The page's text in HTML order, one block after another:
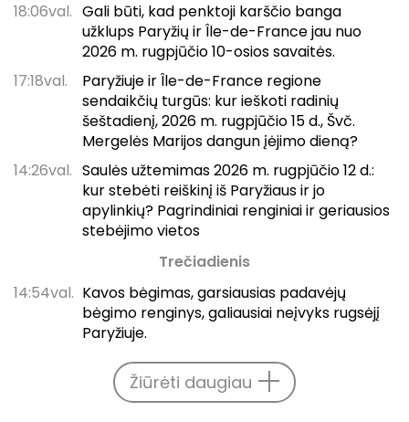
18:06val. Gali būti, kad penktoji karščio banga
užklups Paryžių ir Île-de-France jau nuo
2026 m. rugpjūčio 10-osios savaitės.
17:18val.
Paryžiuje ir Île-de-France regione
sendaikčių turgūs: kur ieškoti radinių
šeštadienį, 2026 m. rugpjūčio 15 d., Švč.
Mergelės Marijos dangun įėjimo dieną?
14:26val. Saulės užtemimas 2026 m. rugpjūčio 12 d.:
kur stebėti reiškinį iš Paryžiaus ir jo
apylinkių? Pagrindiniai renginiai ir geriausios
stebėjimo vietos
Trečiadienis
14:54val. Kavos bėgimas, garsiausias padavėjų
bėgimo renginys, galiausiai neįvyks rugsėjį
Paryžiuje.
Žiūrėti daugiau